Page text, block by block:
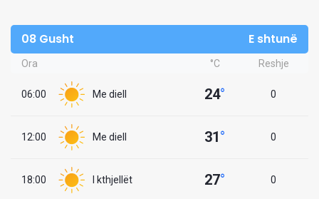
08 Gusht E shtunë
Ora °C Reshje
06:00 Me diell 24° 0
12:00 Me diell 31 ° 0
18:00 I kthjellët 27° 0